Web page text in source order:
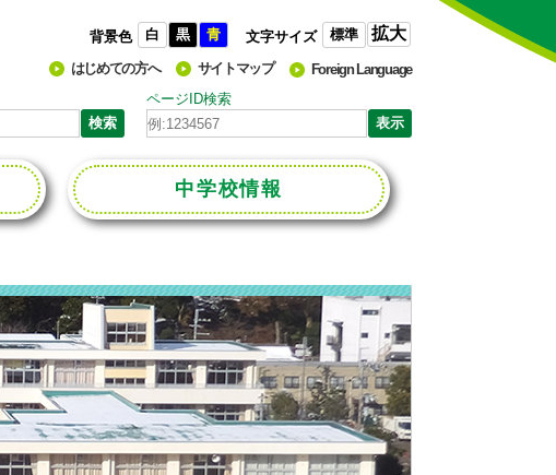
背景色 白 黒 青 文字サイズ 標準 拡大
はじめての方へ サイトマップ
Foreign Language
ページID検索
中学校情報